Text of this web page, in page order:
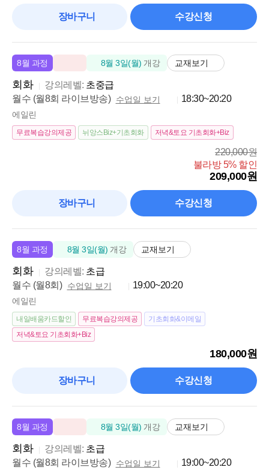
장바구니 수강신청
8월 과정 8월 3일(월) 개강 교재보기
회화 강의레벨: 초중급
월수 (월8회 라이브방송) 수업일 보기 18:30~20:20
에일린
무료복습강의제공 뉘앙스Biz+기초회화 저녁&토요 기초회화+Biz
220,000원
불라방 5% 할인
209,000원
장바구니 수강신청
8월 과정 8월 3일(월) 개강 교재보기
회화 강의레벨: 초급
월수 (월8회) 수업일 보기 19:00~20:20
에일린
내일배움카드할인 무료복습강의제공
기초회화&이메일
저녁&토요 기초회화+Biz
180,000원
장바구니 수강신청
8월 과정 8월 3일(월) 개강 교재보기
회화 강의레벨: 초급
월수 (월8회 라이브방송) 수업일 보기 19:00~20:20